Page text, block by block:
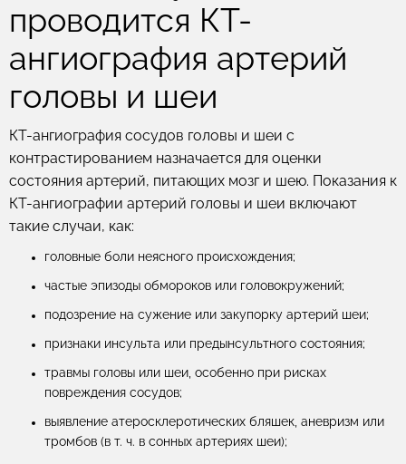
проводится КТ-
ангиография артерий
головы и шеи
КТ-ангиография сосудов головы и шеи с
контрастированием назначается для оценки
состояния артерий, питающих мозг и шею. Показания к
КТ-ангиографии артерий головы и шеи включают
такие случаи, как:
головные боли неясного происхождения;
частые эпизоды обмороков или головокружений;
подозрение на сужение или закупорку артерий шеи;
признаки инсульта или предынсультного состояния;
травмы головы или шеи, особенно при рисках
повреждения сосудов;
выявление атеросклеротических бляшек, аневризм или
тромбов (в т. ч. в сонных артериях шеи);